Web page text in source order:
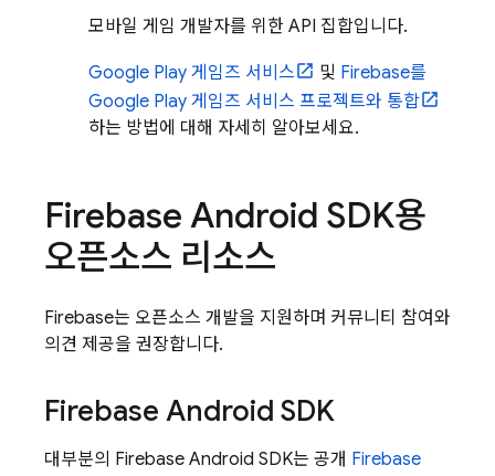
모바일 게임 개발자를 위한 API 집합입니다.
Google Play 게임즈 서비스 및 Firebase를
Google Play 게임즈 서비스 프로젝트와 통합
하는 방법에 대해 자세히 알아보세요.
Firebase Android SDK용
오픈소스 리소스
Firebase는 오픈소스 개발을 지원하며 커뮤니티 참여와
의견 제공을 권장합니다.
Firebase Android SDK
대부분의 Firebase Android SDK는 공개 Firebase